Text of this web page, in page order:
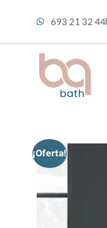
693 21 32 44
¡Oferta!